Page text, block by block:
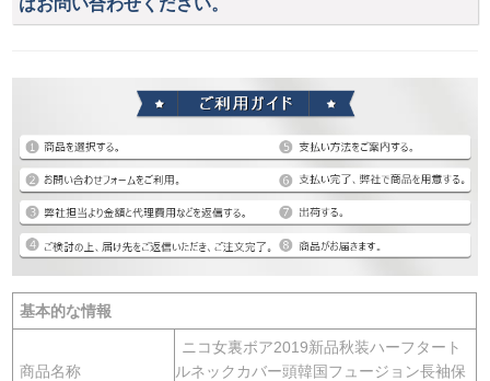
はお問い合わせください。
基本的な情報
商品名称
ニコ女裏ボア2019新品秋装ハーフタート
ルネックカバー頭韓国フュージョン長袖保